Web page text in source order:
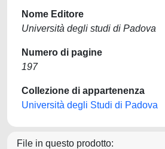
Nome Editore
Università degli studi di Padova
Numero di pagine
197
Collezione di appartenenza
Università degli Studi di Padova
File in questo prodotto: